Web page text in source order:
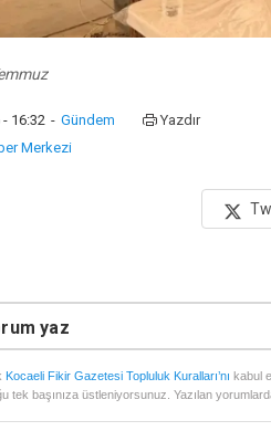
- 16:32 - Gündem
Yazdır
Merkezi
Kocaeli Fikir Gazetesi Topluluk Kuralları’nı kabul
tek başınıza üstleniyorsunuz. Yazılan